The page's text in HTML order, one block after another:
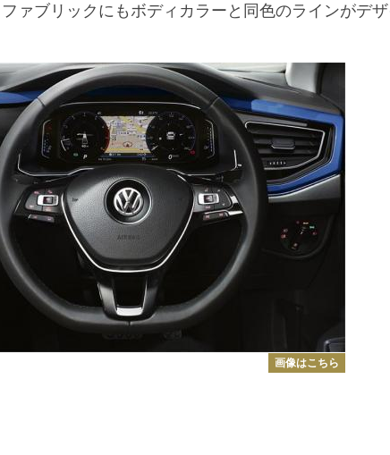
ァブリックにもボディカラーと同色のラインがデ
画像はこちら